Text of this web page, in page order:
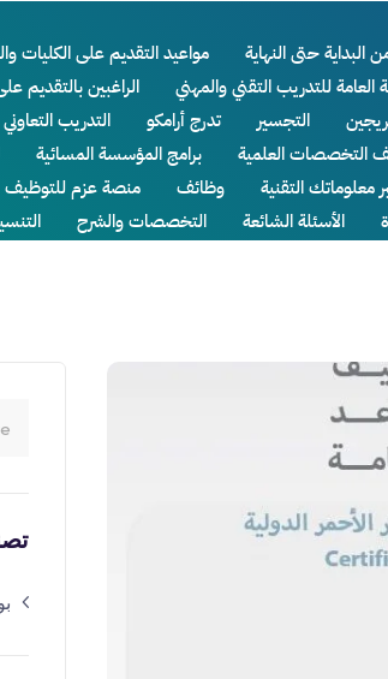
حتى النهاية
مواعيد التقديم على الكليات
للتدريب التقني والمهني
الراغبين بالتقديم
التجسير تدرج أرامكو التدريب التعاوني
التخصصات العلمية برامج المؤسسة المسائية
معلوماتك التقنية وظائف منصة عزم للتوظيف
الأسئلة الشائعة التخصصات والشرح